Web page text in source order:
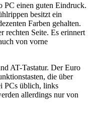
PC einen guten Eindruck.
besitzt ein
Farben gehalten.
Seite. Es erinnert
von vorne
AT-Tastatur. Der Euro
die über
PCs üblich, links
allerdings nur von